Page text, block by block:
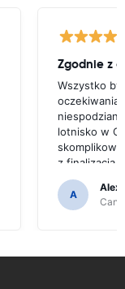
Zgodnie z
Wszystko
lotnisko w
z finalizacją
w
A
Alex